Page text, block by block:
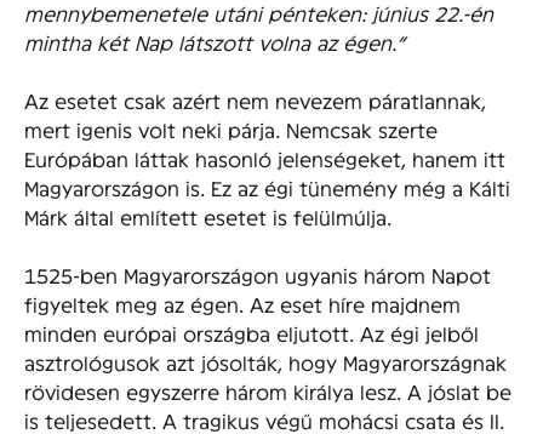
mennybemenetele utáni pénteken: június 22.-én
mintha két Nap látszott volna az égen.”
Az esetet csak azért nem nevezem páratlannak,
mert igenis volt neki párja. Nemcsak szerte
Európában láttak hasonló jelenségeket, hanem itt
Magyarországon is. Ez az égi tünemény még a Kálti
Márk által említett esetet is felülmúlja.
1525-ben Magyarországon ugyanis három Napot
figyeltek meg az égen. Az eset híre majdnem
minden európai országba eljutott. Az égi jelből
asztrológusok azt jósolták, hogy Magyarországnak
rövidesen egyszerre három királya lesz. A jóslat be
is teljesedett. A tragikus végű mohácsi csata és II.